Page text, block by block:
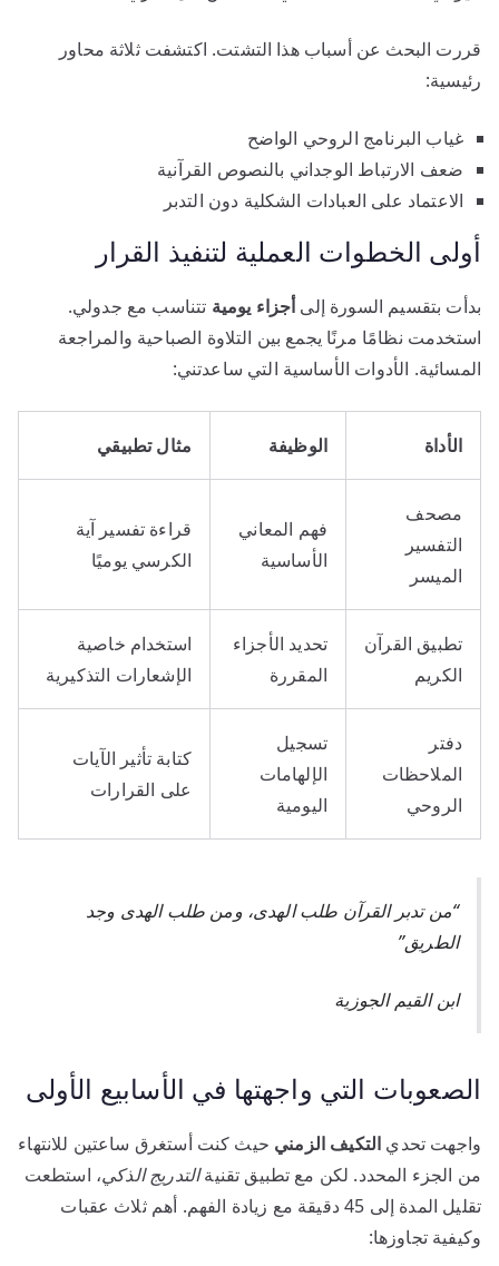
قررت البحث عن أسباب هذا التشتت. اكتشفت ثلاثة محاور
رئيسية:
غياب البرنامج الروحي الواضح
ضعف الارتباط الوجداني بالنصوص القرآنية
الاعتماد على العبادات الشكلية دون التدبر
أولى الخطوات العملية لتنفيذ القرار
بدأت بتقسيم السورة إلىأجزاء يومية تتناسب مع جدولي.
استخدمت نظامًا مرنًا يجمع بين التلاوة الصباحية والمراجعة
المسائية. الأدوات الأساسية التي ساعدتني:
الأداة الوظيفة مثال تطبيقي
مصحف
التفسير
الميسر
فهم المعاني
الأساسية
قراءة تفسير آية
الكرسي يوميًا
تطبيق القرآن
الكريم
تحديد الأجزاء
المقررة
استخدام خاصية
الإشعارات التذكيرية
دفتر
الملاحظات
الروحي
تسجيل
الإلهامات
اليومية
كتابة تأثير الآيات
على القرارات
“من تدبر القرآن طلب الهدى، ومن طلب الهدى وجد
الطريق”
ابن القيم الجوزية
الصعوبات التي واجهتها في الأسابيع الأولى
واجهت تحدي التكيف الزمني حيث كنت أستغرق ساعتين للانتهاء
من الجزء المحدد. لكن مع تطبيق تقنيةالتدريج الذكي، استطعت
تقليل المدة إلى 45 دقيقة مع زيادة الفهم. أهم ثلاث عقبات
وكيفية تجاوزها: